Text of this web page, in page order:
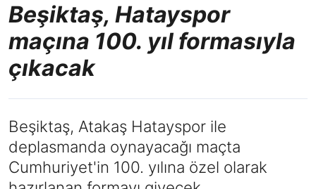
Beşiktaş, Hatayspor
maçına 100. yıl formasıyla
çıkacak
Beşiktaş, Atakaş Hatayspor ile
deplasmanda oynayacağı maçta
Cumhuriyet'in 100. yılına özel olarak